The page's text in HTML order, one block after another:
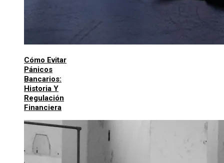
Cómo Evitar
Pánicos
Bancarios:
Historia Y
Regulación
Financiera